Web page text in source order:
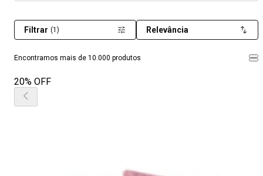
Encontramos mais de 10.000 produtos
Filtrar (1) Relevância
20% OFF